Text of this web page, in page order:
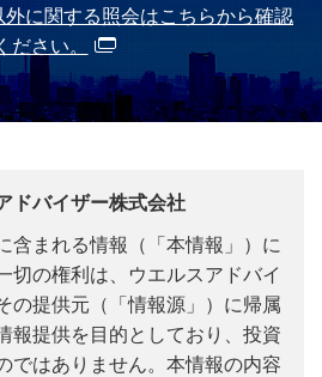
に関する照会はこちらから確認
ださい。
ドバイザー株式会社
含まれる情報（「本情報」）に
切の権利は、ウエルスアドバイ
の提供元（「情報源」）に帰属
報提供を目的としており、投資
ではありません。本情報の内容